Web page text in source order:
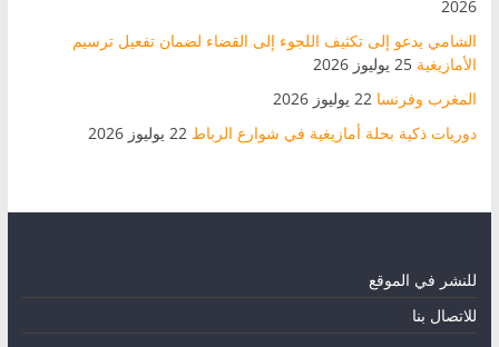
2026
الشامي يدعو إلى تكثيف اللجوء إلى القضاء لضمان تفعيل ترسيم
الأمازيغية 25 يوليوز 2026
المغرب وفرنسا 22 يوليوز 2026
دوريات ذكية بحلة أمازيغية في شوارع الرباط 22 يوليوز 2026
للنشر في الموقع
للاتصال بنا